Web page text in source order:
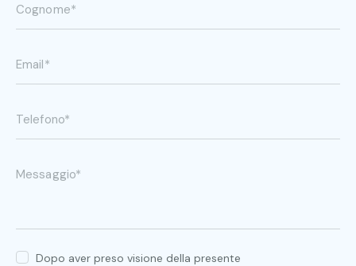
Dopo aver preso visione della presente